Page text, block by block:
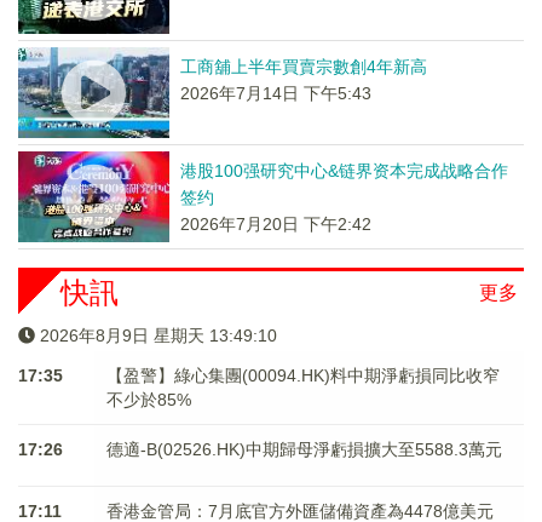
工商舖上半年買賣宗數創4年新高
2026年7月14日 下午5:43
港股100强研究中心&链界资本完成战略合作
签约
2026年7月20日 下午2:42
更多
快訊
2026年8月9日 星期天 13:49:10
17:35
【盈警】綠心集團(00094.HK)料中期淨虧損同比收窄
不少於85%
17:26 德適-B(02526.HK)中期歸母淨虧損擴大至5588.3萬元
17:11 香港金管局：7月底官方外匯儲備資產為4478億美元